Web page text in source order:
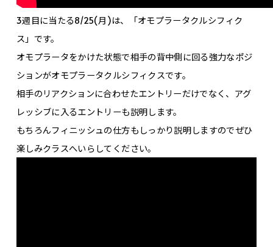
3週目に当たる8/25(月)は、「オモプラータクルシフィク
ス」です。
オモプラータをかけた状態で相手の背中側に回る強力なポジ
ションがオモプラータクルシフィクスです。
相手のリアクションに合わせたエントリーだけでなく、アグ
レッシブに入るエントリーも説明します。
もちろんフィニッシュの仕方もしっかり説明しますのでぜひ
楽しみクラスへいらしてください。